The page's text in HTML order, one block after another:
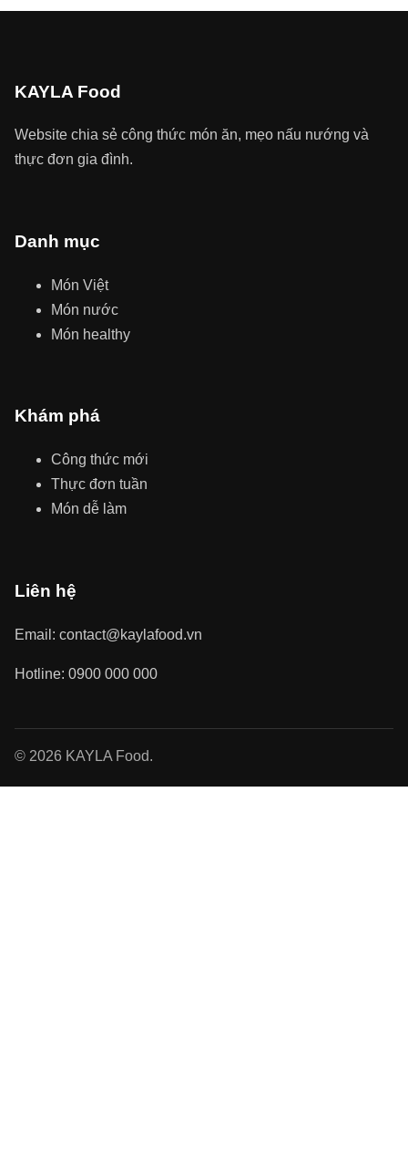
KAYLA Food
Website chia sẻ công thức món ăn, mẹo nấu nướng và
thực đơn gia đình.
Danh mục
Món Việt
Món nước
Món healthy
Khám phá
Công thức mới
Thực đơn tuần
Món dễ làm
Liên hệ
Email: contact@kaylafood.vn
Hotline: 0900 000 000
© 2026 KAYLA Food.